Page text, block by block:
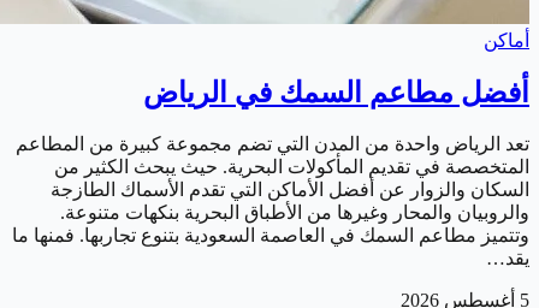
أماكن
أفضل مطاعم السمك في الرياض
تعد الرياض واحدة من المدن التي تضم مجموعة كبيرة من المطاعم
المتخصصة في تقديم المأكولات البحرية. حيث يبحث الكثير من
السكان والزوار عن أفضل الأماكن التي تقدم الأسماك الطازجة
والروبيان والمحار وغيرها من الأطباق البحرية بنكهات متنوعة.
وتتميز مطاعم السمك في العاصمة السعودية بتنوع تجاربها. فمنها ما
يقد…
5 أغسطس 2026